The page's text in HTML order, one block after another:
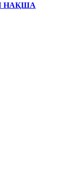
НАҚША